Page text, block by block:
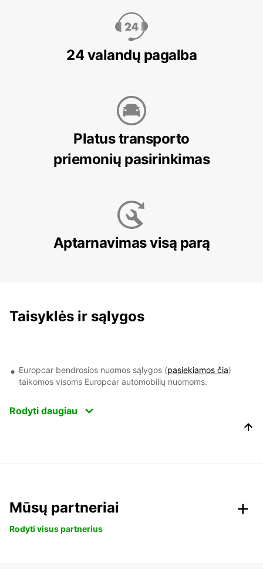
24 valandų pagalba
Platus transporto
priemonių pasirinkimas
Aptarnavimas visą parą
Taisyklės ir sąlygos
Europcar bendrosios nuomos sąlygos (pasiekiamos čia)
taikomos visoms Europcar automobilių nuomoms.
Rodyti daugiau
Mūsų partneriai
Rodyti visus partnerius